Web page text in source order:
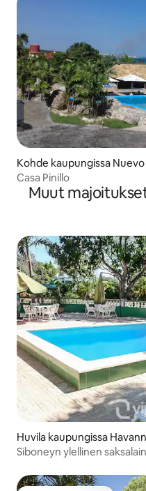
Kohde kaupungissa
Casa Pinillo
Muut
Huvila kaupungissa
Siboneyn ylellinen